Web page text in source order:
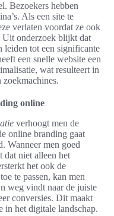
Bezoekers hebben
Als een site te
verlaten voordat ze ook
Uit onderzoek blijkt dat
leiden tot een significante
een snelle website een
wat resulteert in
zoekmachines.
online
verhoogt men de
online branding gaat
Wanneer men goed
dat niet alleen het
het ook de
te passen, kan men
weg vindt naar de juiste
conversies. Dit maakt
in het digitale landschap.